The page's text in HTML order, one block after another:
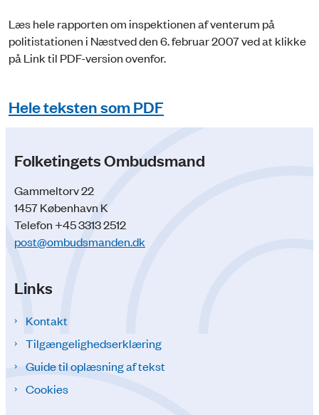
Læs hele rapporten om inspektionen af venterum på
politistationen i Næstved den 6. februar 2007 ved at klikke
på Link til PDF-version ovenfor.
Hele teksten som PDF
Folketingets Ombudsmand
Gammeltorv 22
1457 København K
Telefon +45 3313 2512
post@ombudsmanden.dk
Links
Kontakt
Tilgængelighedserklæring
Guide til oplæsning af tekst
Cookies